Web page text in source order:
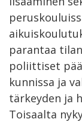
parantaa
poliittiset
kunnissa ja
tärkeyden ja
Toisaalta